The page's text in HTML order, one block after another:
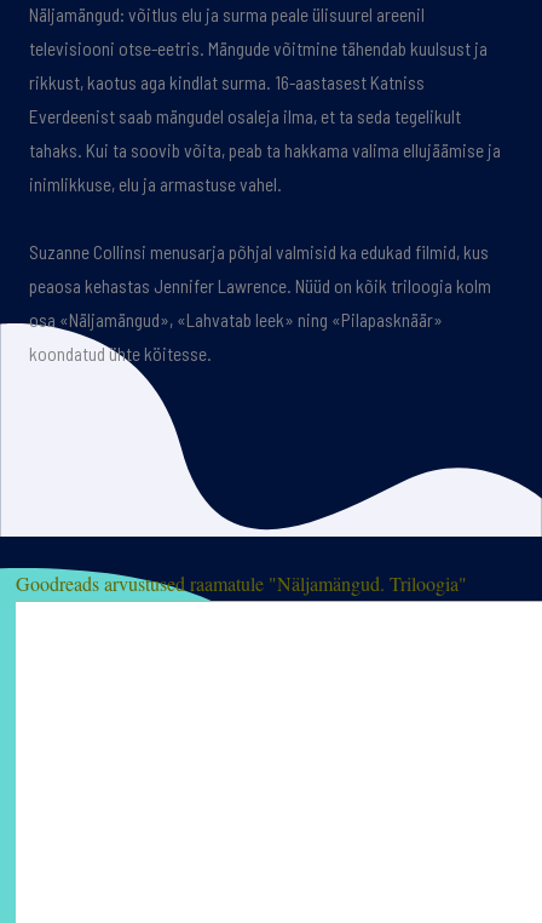
Näljamängud: võitlus elu ja surma peale ülisuurel areenil
televisiooni otse-eetris. Mängude võitmine tähendab kuulsust ja
rikkust, kaotus aga kindlat surma. 16-aastasest Katniss
Everdeenist saab mängudel osaleja ilma, et ta seda tegelikult
tahaks. Kui ta soovib võita, peab ta hakkama valima ellujäämise ja
inimlikkuse, elu ja armastuse vahel.
Suzanne Collinsi menusarja põhjal valmisid ka edukad filmid, kus
peaosa kehastas Jennifer Lawrence. Nüüd on kõik triloogia kolm
osa «Näljamängud», «Lahvatab leek» ning «Pilapasknäär»
koondatud ühte köitesse.
Goodreads arvustused raamatule "Näljamängud. Triloogia"